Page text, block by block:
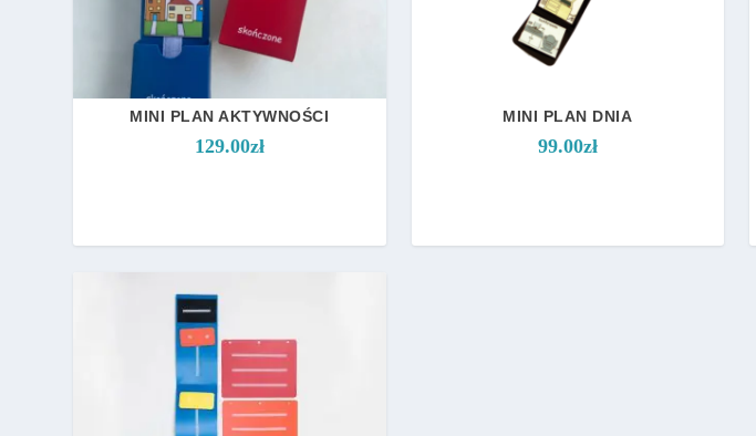
.
MINI PLAN AKTYWNOŚCI
129.00zł
MINI PLAN DNIA
99.00zł